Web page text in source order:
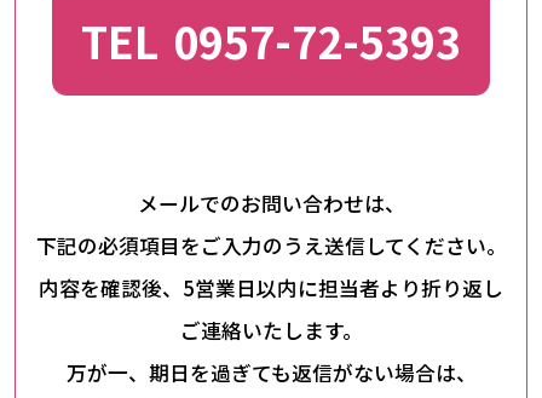
TEL 0957-72-5393
メールでのお問い合わせは、
下記の必須項目をご入力のうえ送信してください。
内容を確認後、5営業日以内に担当者より折り返し
ご連絡いたします。
万が一、期日を過ぎても返信がない場合は、